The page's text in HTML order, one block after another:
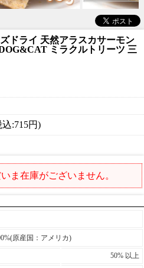
ドライ 天然アラスカサーモン
ミラクルトリーツ 三
:715円)
ま在庫がございません。
原産国：アメリカ)
50% 以上